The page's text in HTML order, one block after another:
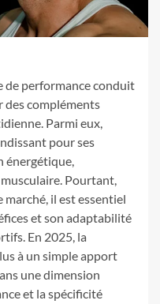
de performance conduit
des compléments
Parmi eux,
pour ses
énergétique,
Pourtant,
marché, il est essentiel
et son adaptabilité
En 2025, la
à un simple apport
une dimension
et la spécificité